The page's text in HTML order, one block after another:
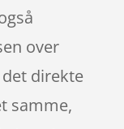
over
direkte
samme,